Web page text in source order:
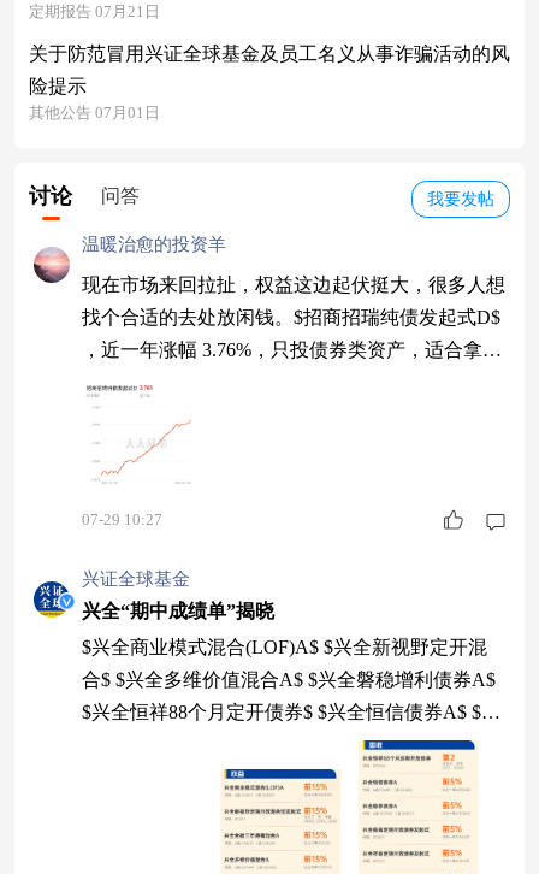
定期报告 07月21日
关于防范冒用兴证全球基金及员工名义从事诈骗活动的风
险提示
其他公告 07月01日
我要发帖
讨论 问答
温暖治愈的投资羊
现在市场来回拉扯，权益这边起伏挺大，很多人想
找个合适的去处放闲钱。$招商招瑞纯债发起式D$
，近一年涨幅 3.76%，只投债券类资产，适合拿来
平衡手里仓位，债基也不是完全没波动，这点要有
心理准备。#利好来了！长鑫科技被纳入MSCI指数
07-29 10:27
兴证全球基金
兴全“期中成绩单”揭晓
$兴全商业模式混合(LOF)A$ $兴全新视野定开混
合$ $兴全多维价值混合A$ $兴全磐稳增利债券A$
$兴全恒祥88个月定开债券$ $兴全恒信债券A$ $兴
全优选稳健六个月持有债券(FOF)C$ $兴全优选稳
健六个月持有债券(FOF)C$ $兴全优选平衡三个月
持有混合(FOF)A$ $兴全优选平衡三个月持有混合
(FOF)C$ 风险提示：本公司承诺以诚实信用、勤勉